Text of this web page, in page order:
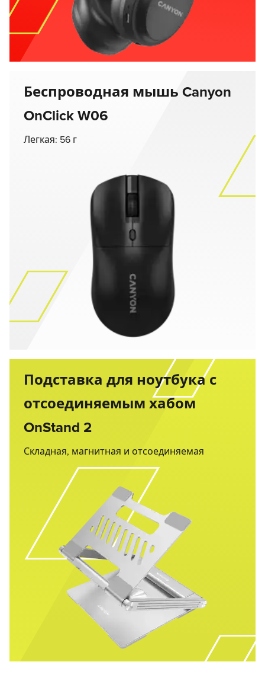
Беспроводная мышь Canyon
OnClick W06
Легкая: 56 г
Подставка для ноутбука с
отсоединяемым хабом
OnStand 2
Складная, магнитная и отсоединяемая